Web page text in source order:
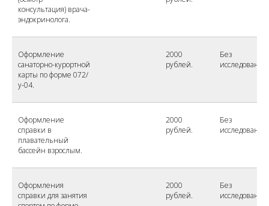
консультация) врача-
эндокринолога.
Оформление
санаторно-курортной
карты по форме 072/
у-04.
2000
рублей.
Без
исследований
Оформление
справки в
плавательный
бассейн взрослым.
2000
рублей.
Без
исследований
Оформления
справки для занятия
2000
рублей.
Без
исследований